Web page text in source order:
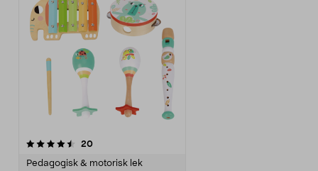
20recensioner
Pedagogisk & motorisk lek